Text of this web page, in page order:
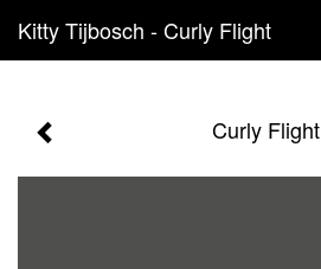
Kitty Tijbosch - Curly Flight
Curly Flight